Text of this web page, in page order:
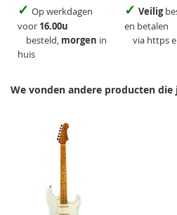
✓ Op werkdagen
voor 16.00u
besteld, morgen in
huis
✓ Veilig
en betalen
via https
We vonden andere producten